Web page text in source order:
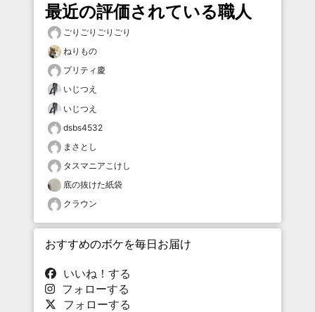
最近の評価されている職人
ごりごりごりごり
ねりもの
プリティ慶
いじつえ
いじつえ
dsbs4532
まさとし
タスマニアこけし
底の抜けた紙袋
クラウン
おすすめのボケを毎日お届け
いいね！する
フォローする
フォローする